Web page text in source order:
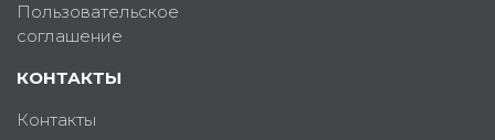
Пользовательское
соглашение
КОНТАКТЫ
Контакты